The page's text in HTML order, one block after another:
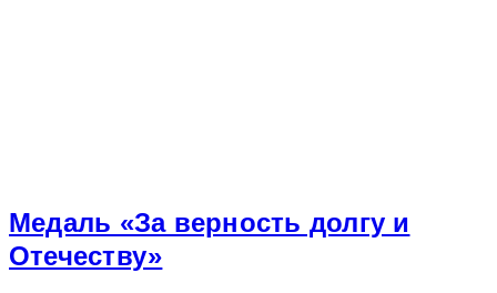
Медаль «За верность долгу и
Отечеству»